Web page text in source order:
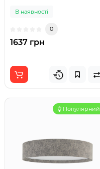
В наявності
0
1637 грн
Популярний